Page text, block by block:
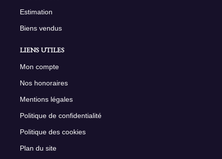
Estimation
Biens vendus
LIENS UTILES
Mon compte
Nos honoraires
Mentions légales
Politique de confidentialité
Politique des cookies
Plan du site